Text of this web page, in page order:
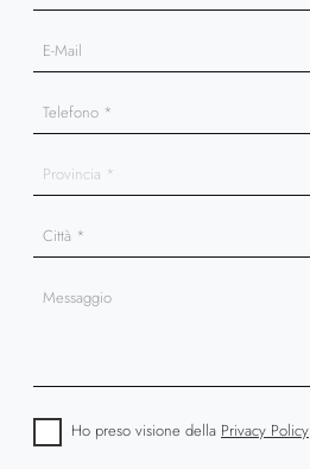
Ho preso visione della Privacy Policy